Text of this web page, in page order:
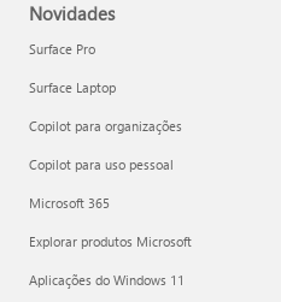
Novidades
Surface Pro
Surface Laptop
Copilot para organizações
Copilot para uso pessoal
Microsoft 365
Explorar produtos Microsoft
Aplicações do Windows 11